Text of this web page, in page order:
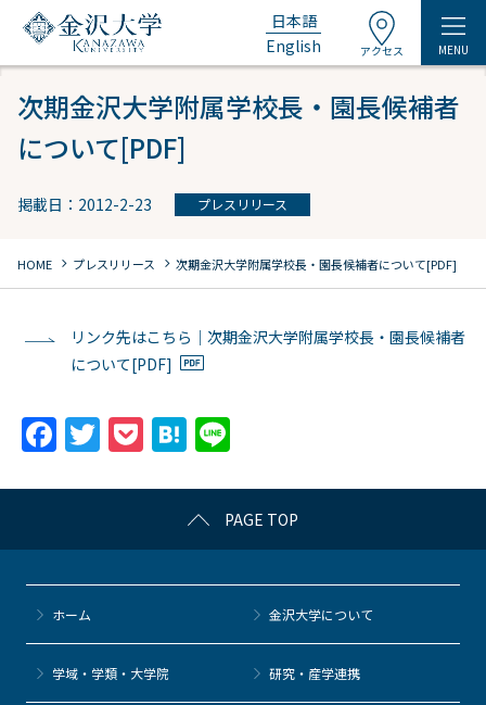
日本語
English
アクセス MENU
次期金沢大学附属学校長・園長候補者
について[PDF]
掲載日：2012-2-23 プレスリリース
HOME chevron_right プレスリリース chevron_right 次期金沢大学附属学校長・園長候補者について[PDF]
リンク先はこちら｜次期金沢大学附属学校長・園長候補者
について[PDF]
F
c
e
b
o
o
k
T
itt
er
P
c
k
et
H
e
n
a
e
PAGE TOP
ホーム 金沢大学について
学域・学類・大学院 研究・産学連携